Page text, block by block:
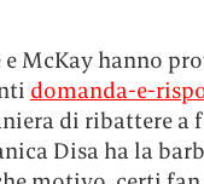
e McKay hanno
domanda-e-
di ribattere a
Disa ha la